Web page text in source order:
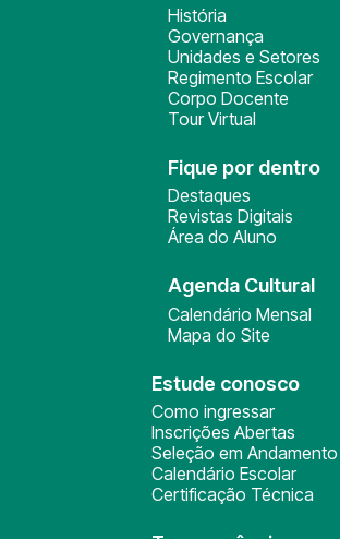
História
Governança
Unidades e Setores
Regimento Escolar
Corpo Docente
Tour Virtual
Fique por dentro
Destaques
Revistas Digitais
Área do Aluno
Agenda Cultural
Calendário Mensal
Mapa do Site
Estude conosco
Como ingressar
Inscrições Abertas
Seleção em Andamento
Calendário Escolar
Certificação Técnica